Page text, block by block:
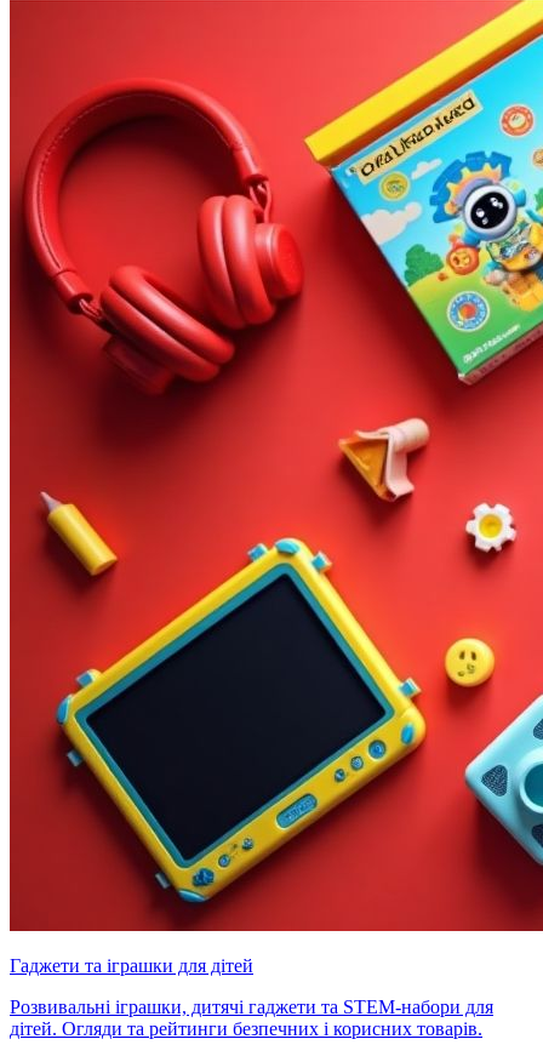
Гаджети та іграшки для дітей
Розвивальні іграшки, дитячі гаджети та STEM-набори для
дітей. Огляди та рейтинги безпечних і корисних товарів.